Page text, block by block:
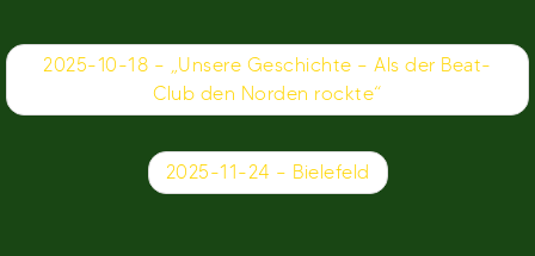
Beitragsnavigation
2025-10-18 – „Unsere Geschichte – Als der Beat-
Club den Norden rockte“
2025-11-24 – Bielefeld